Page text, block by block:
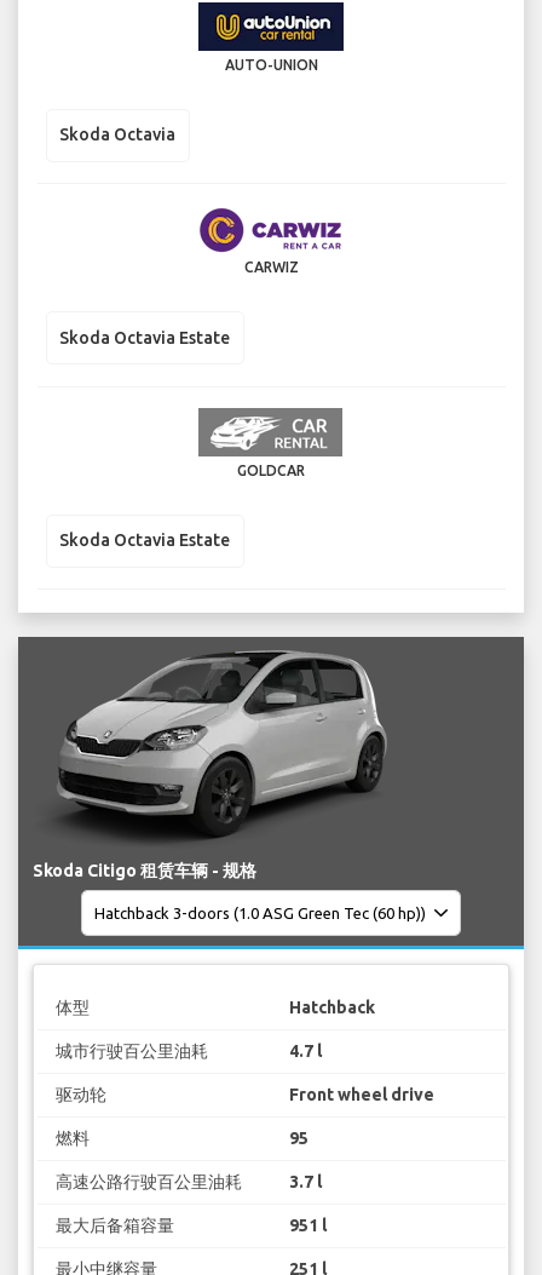
AUTO-UNION
Skoda Octavia
CARWIZ
Skoda Octavia Estate
GOLDCAR
Skoda Octavia Estate
Skoda Citigo 租赁车辆 - 规格
体型 Hatchback
城市行驶百公里油耗 4.7 l
驱动轮 Front wheel drive
燃料 95
高速公路行驶百公里油耗 3.7 l
最大后备箱容量 951 l
最小中继容量 251 l